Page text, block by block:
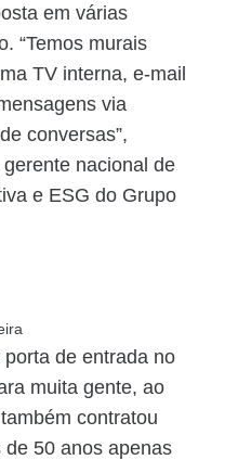
em várias
“Temos murais
TV interna, e-mail
via
conversas”,
gerente nacional de
e ESG do Grupo
de entrada no
muita gente, ao
contratou
50 anos apenas